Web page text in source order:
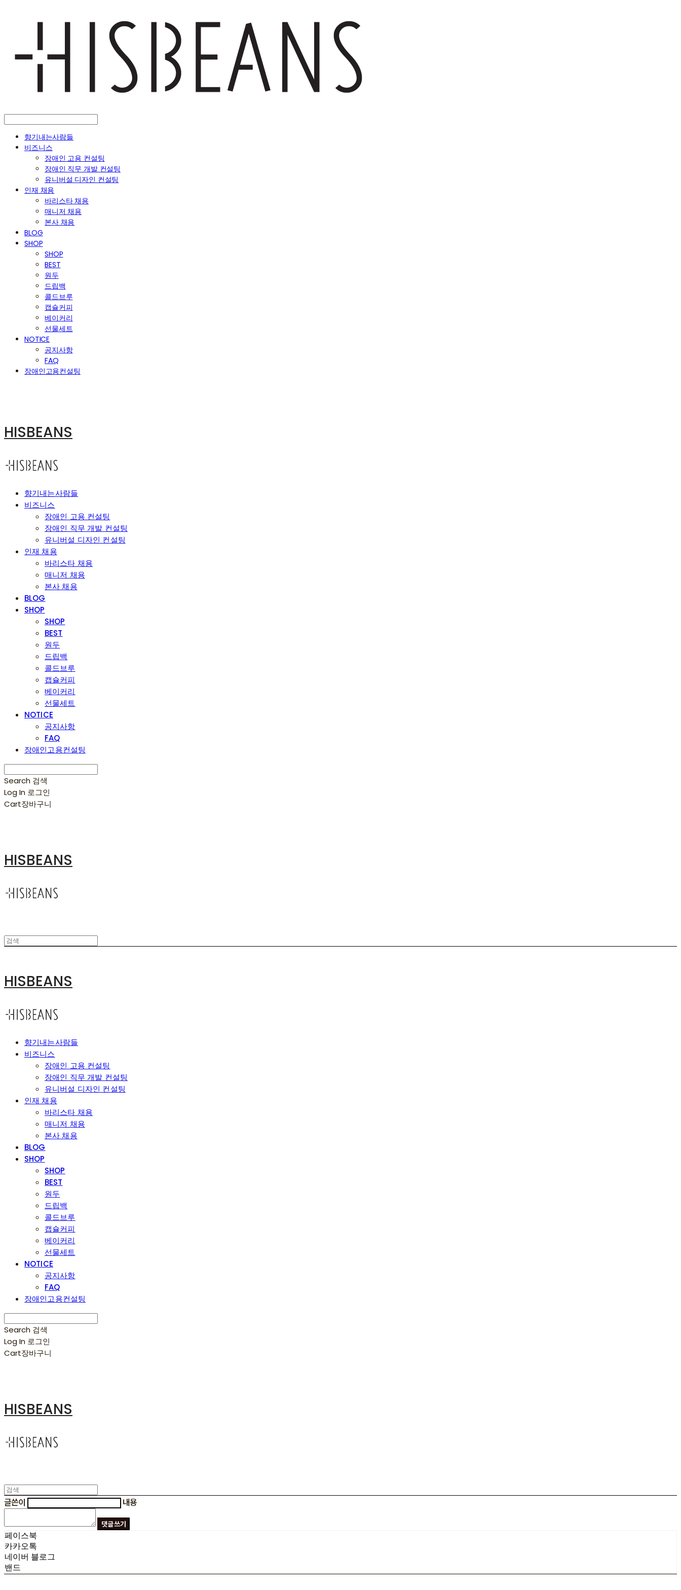
향기내는사람들
비즈니스
장애인 고용 컨설팅
장애인 직무 개발 컨설팅
유니버설 디자인 컨설팅
인재 채용
바리스타 채용
매니저 채용
본사 채용
BLOG
SHOP
SHOP
BEST
원두
드립백
콜드브루
캡슐커피
베이커리
선물세트
NOTICE
공지사항
FAQ
장애인고용컨설팅
HISBEANS
향기내는사람들
비즈니스
장애인 고용 컨설팅
장애인 직무 개발 컨설팅
유니버설 디자인 컨설팅
인재 채용
바리스타 채용
매니저 채용
본사 채용
BLOG
SHOP
SHOP
BEST
원두
드립백
콜드브루
캡슐커피
베이커리
선물세트
NOTICE
공지사항
FAQ
장애인고용컨설팅
Search 검색
Log In 로그인
Cart장바구니
HISBEANS
HISBEANS
향기내는사람들
비즈니스
장애인 고용 컨설팅
장애인 직무 개발 컨설팅
유니버설 디자인 컨설팅
인재 채용
바리스타 채용
매니저 채용
본사 채용
BLOG
SHOP
SHOP
BEST
원두
드립백
콜드브루
캡슐커피
베이커리
선물세트
NOTICE
공지사항
FAQ
장애인고용컨설팅
Search 검색
Log In 로그인
Cart장바구니
HISBEANS
글쓴이 내용
댓글 쓰기
페이스북
카카오톡
네이버 블로그
밴드